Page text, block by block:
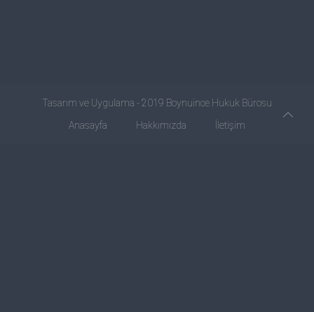
Tasarım ve Uygulama - 2019 Boynuince Hukuk Bürosu
Anasayfa
Hakkımızda İletişim